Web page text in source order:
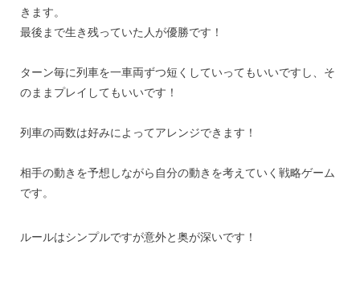
きます。
最後まで生き残っていた人が優勝です！
ターン毎に列車を一車両ずつ短くしていってもいいですし、そ
のままプレイしてもいいです！
列車の両数は好みによってアレンジできます！
相手の動きを予想しながら自分の動きを考えていく戦略ゲーム
です。
ルールはシンプルですが意外と奥が深いです！